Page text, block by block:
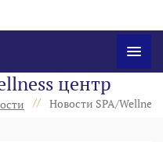
центр
// Новости SPA/